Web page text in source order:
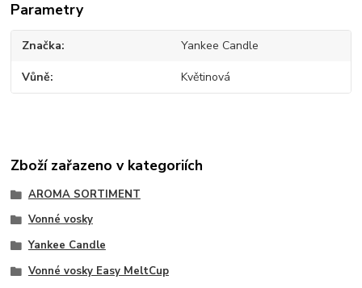
Parametry
Značka Yankee Candle
Vůně Květinová
Zboží zařazeno v kategoriích
AROMA SORTIMENT
Vonné vosky
Yankee Candle
Vonné vosky Easy MeltCup